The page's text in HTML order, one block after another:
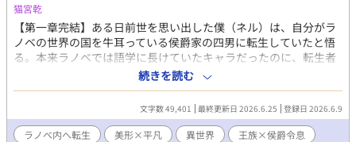
猫宮乾
【第一章完結】ある日前世を思い出した僕（ネル）は、自分がラ
ノベの世界の国を牛耳っている侯爵家の四男に転生していたと悟
る。本来ラノベでは語学に長けていたキャラだったのに、転生者
なのでそんな頭脳もなく、実に平均的な能力しか持ち合わせてい
なかった。だが、侯爵家が国を牛耳っていることを知る王家の
人々には誤解され、俺様風の第一王子・ジェフリー殿下は、僕の
前でだけ引きつった顔で笑う。だが、次第に誤解が解けてい
き……？※美形×平凡【第二章へと続きます】
続きを読む
文字数 49,401 最終更新日 2026.6.25 登録日 2026.6.9
ラノベ内へ転生 美形×平凡 異世界
王族×侯爵令息